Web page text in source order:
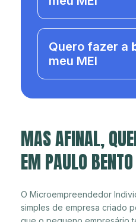
Quero fazer a
meu MEI
MAS AFINAL,
EM PAULO BENTO
O Microempreendedor
simples de empresa criado